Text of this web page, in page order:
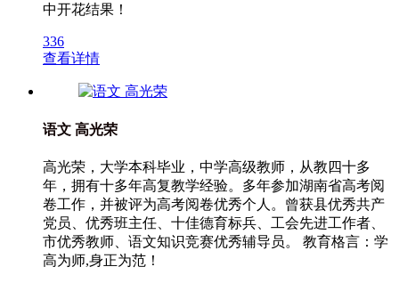
中开花结果！
336
查看详情
语文 高光荣
高光荣，大学本科毕业，中学高级教师，从教四十多
年，拥有十多年高复教学经验。多年参加湖南省高考阅
卷工作，并被评为高考阅卷优秀个人。曾获县优秀共产
党员、优秀班主任、十佳德育标兵、工会先进工作者、
市优秀教师、语文知识竞赛优秀辅导员。 教育格言：学
高为师,身正为范！